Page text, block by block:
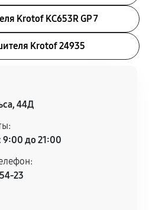
Krotof KC653R GP 7
Krotof 24935
44Д
9:00 до 21:00
23